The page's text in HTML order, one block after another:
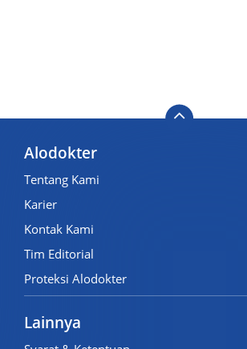
Alodokter
Tentang Kami
Karier
Kontak Kami
Tim Editorial
Proteksi Alodokter
Lainnya